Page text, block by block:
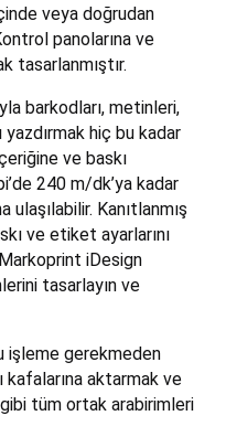
veya doğrudan
panolarına ve
tasarlanmıştır.
barkodları, metinleri,
yazdırmak hiç bu kadar
ve baskı
240 m/dk’ya kadar
ulaşılabilir. Kanıtlanmış
ve etiket ayarlarını
iDesign
tasarlayın ve
işleme gerekmeden
kafalarına aktarmak ve
tüm ortak arabirimleri